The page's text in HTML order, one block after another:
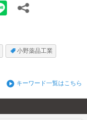
小野薬品工業
キーワード一覧はこちら